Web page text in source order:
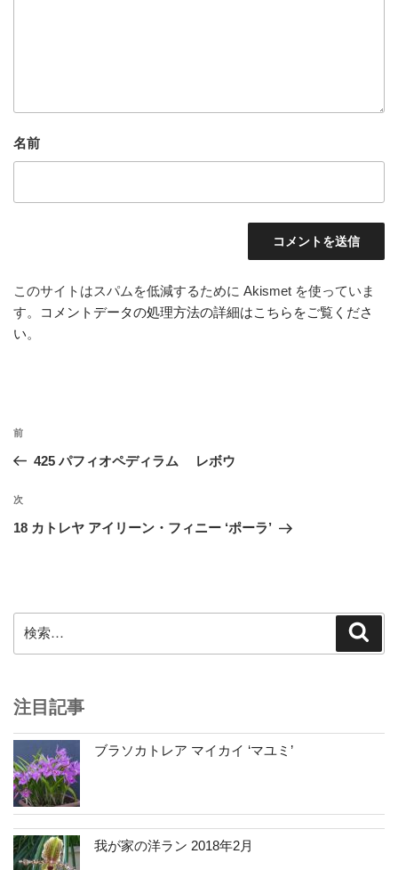
名前
このサイトはスパムを低減するために Akismet を使っていま
す。
コメントデータの処理方法の詳細はこちらをご覧くださ
い。
投
ナ
ビ
ゲ
ン
前
の
稿
前
425 パフィオペディラム レボウ
次
の
次
18 カトレヤ アイリーン・フィニー ‘ポーラ’
索:
注目記事
ブラソカトレア マイカイ ‘マユミ’
我が家の洋ラン 2018年2月